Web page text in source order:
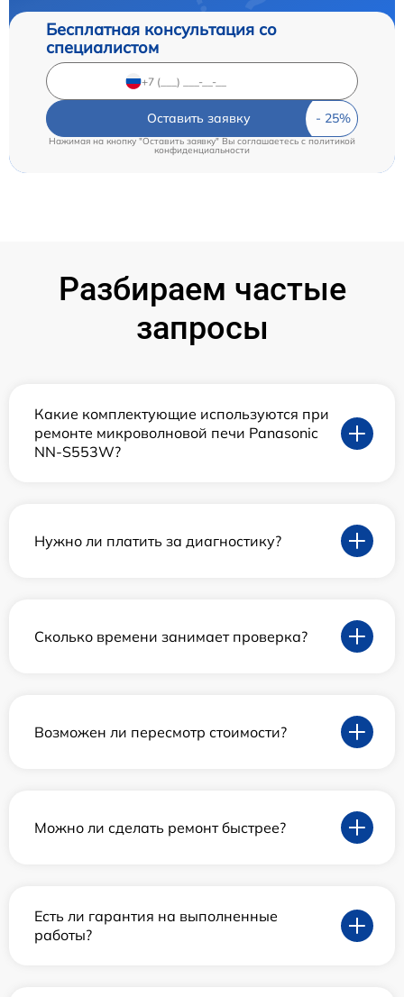
Бесплатная консультация со
специалистом
Оставить заявку
Нажимая на кнопку "Оставить заявку" Вы соглашаетесь cполитикой
конфиденциальности
Разбираем частые
запросы
Какие комплектующие используются при
ремонте микроволновой печи Panasonic
NN-S553W?
Нужно ли платить за диагностику?
Сколько времени занимает проверка?
Возможен ли пересмотр стоимости?
Можно ли сделать ремонт быстрее?
Есть ли гарантия на выполненные
работы?